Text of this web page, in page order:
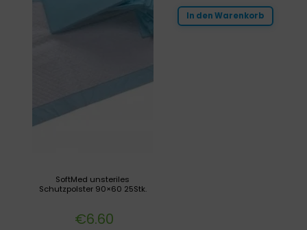
In den Warenkorb
SoftMed unsteriles
Schutzpolster 90×60 25Stk.
€6.60